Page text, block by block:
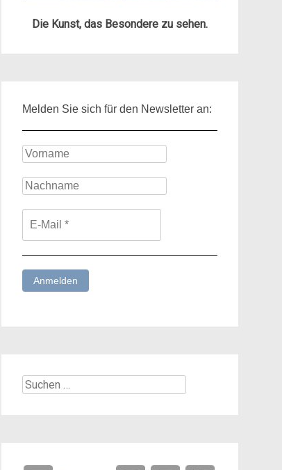
Die Kunst, das Besondere zu sehen.
Melden Sie sich für den Newsletter an:
Suchen